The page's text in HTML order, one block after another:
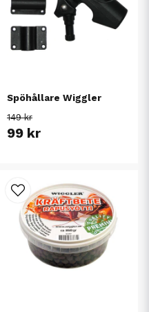
Spöhållare Wiggler
149 kr
99 kr